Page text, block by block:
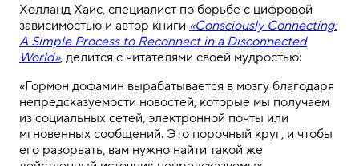
Холланд Хаис, специалист по борьбе с цифровой
зависимостью и автор книги «Consciously Connecting:
A Simple Process to Reconnect in a Disconnected
World», делится с читателями своей мудростью:
«Гормон дофамин вырабатывается в мозгу благодаря
непредсказуемости новостей, которые мы получаем
из социальных сетей, электронной почты или
мгновенных сообщений. Это порочный круг, и чтобы
его разорвать, вам нужно найти такой же